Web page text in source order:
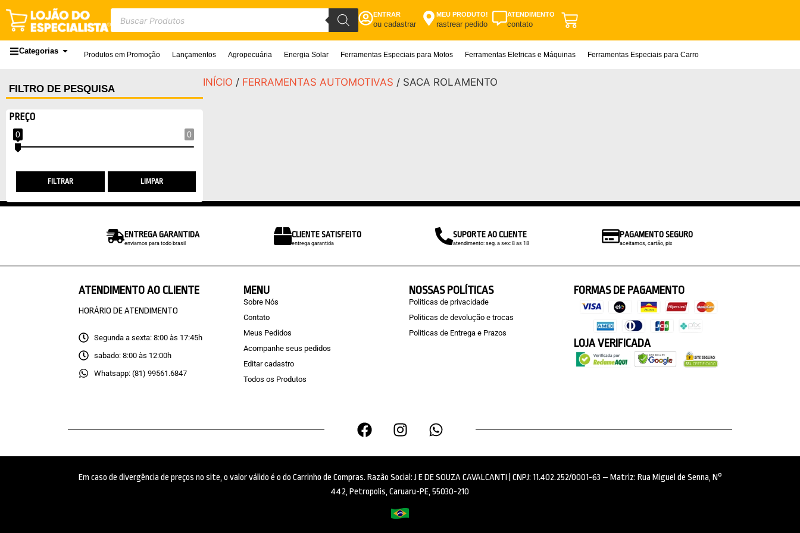
ENTRAR
ou cadastrar
MEU PRODUTO!
rastrear pedido
ATENDIMENTO
contato
Categorias Produtos em Promoção Lançamentos Agropecuária Energia Solar Ferramentas Especiais para Motos Ferramentas Eletricas e Máquinas Ferramentas Especiais para Carro
FILTRO DE PESQUISA
PREÇO
0
0
FILTRAR LIMPAR
INÍCIO / FERRAMENTAS AUTOMOTIVAS / SACA ROLAMENTO
ENTREGA GARANTIDA
enviamos para todo brasil
CLIENTE SATISFEITO
entrega garantida
SUPORTE AO CLIENTE
atendimento: seg. a sex: 8 as 18
PAGAMENTO SEGURO
aceitamos, cartão, pix
ATENDIMENTO AO CLIENTE
HORÁRIO DE ATENDIMENTO
Segunda a sexta: 8:00 às 17:45h
sabado: 8:00 às 12:00h
Whatsapp: (81) 99561.6847
MENU
Sobre Nós
Contato
Meus Pedidos
Acompanhe seus pedidos
Editar cadastro
Todos os Produtos
NOSSAS POLÍTICAS
Politicas de privacidade
Politicas de devolução e trocas
Politicas de Entrega e Prazos
FORMAS DE PAGAMENTO
LOJA VERIFICADA
Em caso de divergência de preços no site, o valor válido é o do Carrinho de Compras. Razão Social: J E DE SOUZA CAVALCANTI | CNPJ: 11.402.252/0001-63 – Matriz: Rua Miguel de Senna, N°
442, Petropolis, Caruaru-PE, 55030-210